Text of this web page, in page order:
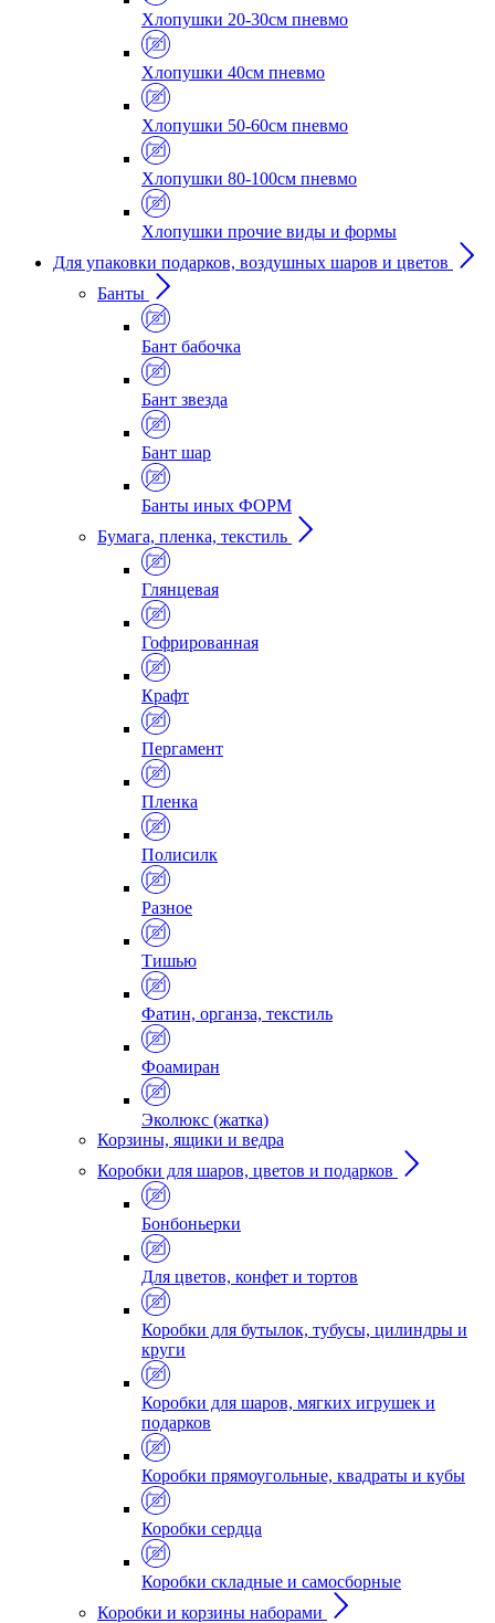
Хлопушки 20-30см пневмо
Хлопушки 40см пневмо
Хлопушки 50-60см пневмо
Хлопушки 80-100см пневмо
Хлопушки прочие виды и формы
Для упаковки подарков, воздушных шаров и цветов
Банты
Бант бабочка
Бант звезда
Бант шар
Банты иных ФОРМ
Бумага, пленка, текстиль
Глянцевая
Гофрированная
Крафт
Пергамент
Пленка
Полисилк
Разное
Тишью
Фатин, органза, текстиль
Фоамиран
Эколюкс (жатка)
Корзины, ящики и ведра
Коробки для шаров, цветов и подарков
Бонбоньерки
Для цветов, конфет и тортов
Коробки для бутылок, тубусы, цилиндры и
круги
Коробки для шаров, мягких игрушек и
подарков
Коробки прямоугольные, квадраты и кубы
Коробки сердца
Коробки складные и самосборные
Коробки и корзины наборами